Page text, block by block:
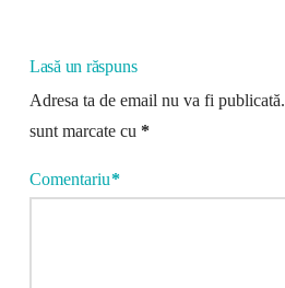
Lasă un răspuns
Adresa ta de email nu va fi publicată.
sunt marcate cu *
Comentariu*